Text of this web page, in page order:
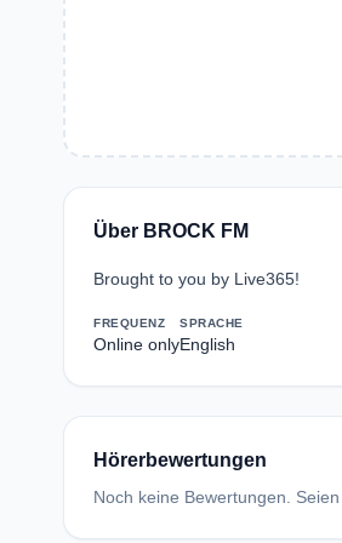
Über BROCK FM
Brought to you by Live365!
FREQUENZ
Online only
SPRACHE
English
Hörerbewertungen
Noch keine Bewertungen.